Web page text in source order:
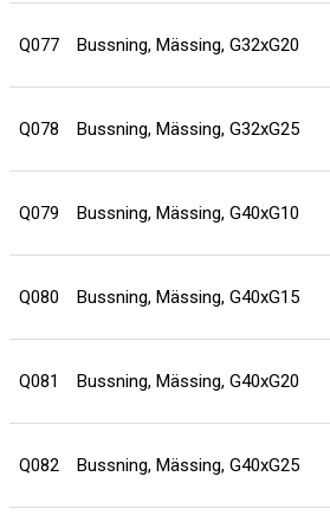
Q077 Bussning, Mässing, G32xG20
Q078 Bussning, Mässing, G32xG25
Q079 Bussning, Mässing, G40xG10
Q080 Bussning, Mässing, G40xG15
Q081 Bussning, Mässing, G40xG20
Q082 Bussning, Mässing, G40xG25